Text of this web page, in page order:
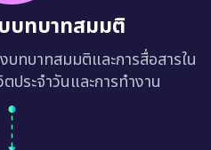
บทบาทสมมติ
ทบาทสมมติและการสื่อสารใน
ระจำวันและการทำงาน